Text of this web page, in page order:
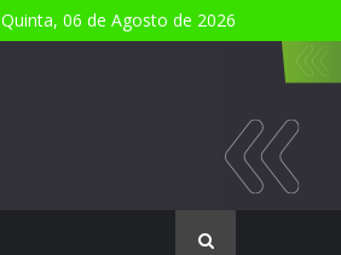
Quinta, 06 de Agosto de 2026